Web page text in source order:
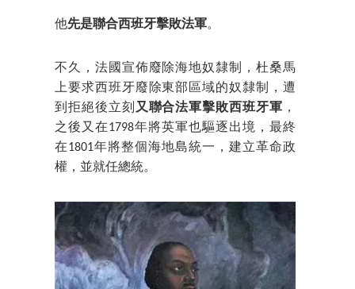
他先是聯合西班牙擊敗法軍。
不久，法國宣佈廢除海地奴隸制，杜桑馬
上要求西班牙廢除東部區域的奴隸制，遭
到拒絕後立刻 又聯合法軍擊敗西班牙軍 ，
之後又在1798年將英軍也驅逐出境，最終
在1801年將整個海地島統一，建立革命政
權，並就任總統。